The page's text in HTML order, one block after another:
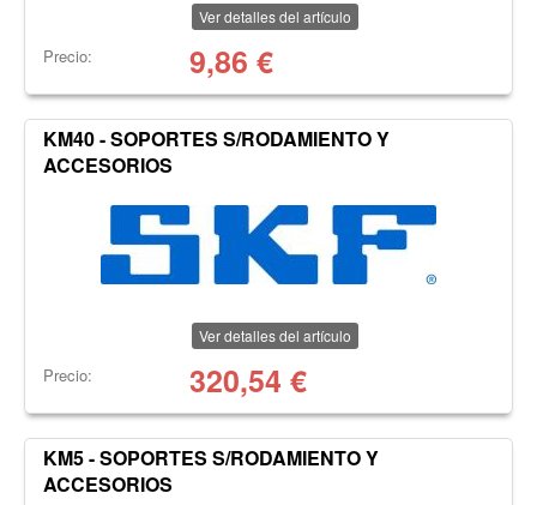
Ver detalles del artículo
Precio: 9,86 €
KM40 - SOPORTES S/RODAMIENTO Y
ACCESORIOS
Ver detalles del artículo
Precio: 320,54 €
KM5 - SOPORTES S/RODAMIENTO Y
ACCESORIOS